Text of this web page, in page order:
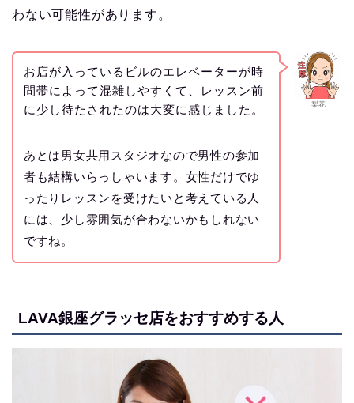
わない可能性があります。
梨花
お店が入っているビルのエレベーターが時
間帯によって混雑しやすくて、レッスン前
に少し待たされたのは大変に感じました。
あとは男女共用スタジオなので男性の参加
者も結構いらっしゃいます。女性だけでゆ
ったりレッスンを受けたいと考えている人
には、少し雰囲気が合わないかもしれない
ですね。
LAVA銀座グラッセ店をおすすめする人